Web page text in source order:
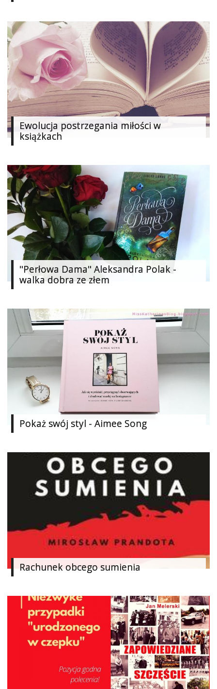
Porady
ekspertów
Strefa
Blogerek
Konkursy
Recenzje
Studniówka
Dodaj
«
Dodaj
Dodaj
galerię
Dodaj
artykuł
Najlepsze
Ewolucja postrzegania miłości w
książkach
"Perłowa Dama" Aleksandra Polak -
walka dobra ze złem
Pokaż swój styl - Aimee Song
Rachunek obcego sumienia